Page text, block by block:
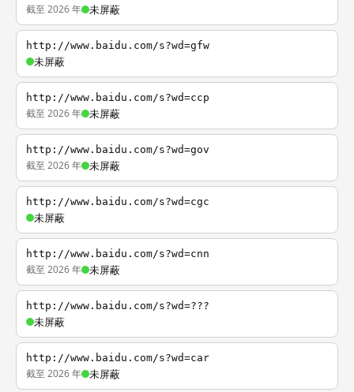
截至 2026 年 未屏蔽
http://www.baidu.com/s?wd=gfw
未屏蔽
http://www.baidu.com/s?wd=ccp
截至 2026 年 未屏蔽
http://www.baidu.com/s?wd=gov
截至 2026 年 未屏蔽
http://www.baidu.com/s?wd=cgc
未屏蔽
http://www.baidu.com/s?wd=cnn
截至 2026 年 未屏蔽
http://www.baidu.com/s?wd=???
未屏蔽
http://www.baidu.com/s?wd=car
截至 2026 年 未屏蔽